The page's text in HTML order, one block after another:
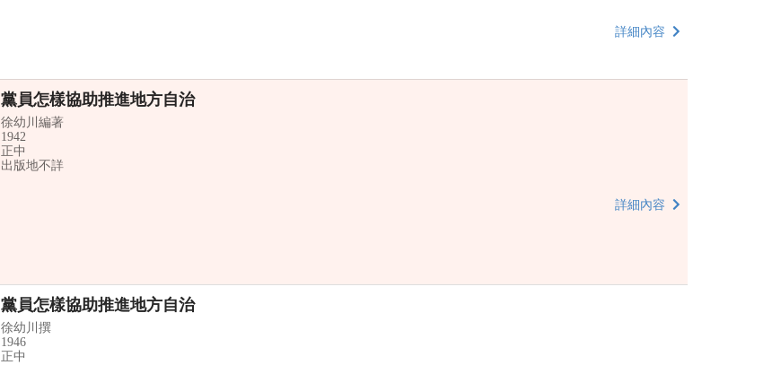
詳細內容
黨員怎樣協助推進地方自治
徐幼川編著
1942
正中
出版地不詳
詳細內容
黨員怎樣協助推進地方自治
徐幼川撰
1946
正中